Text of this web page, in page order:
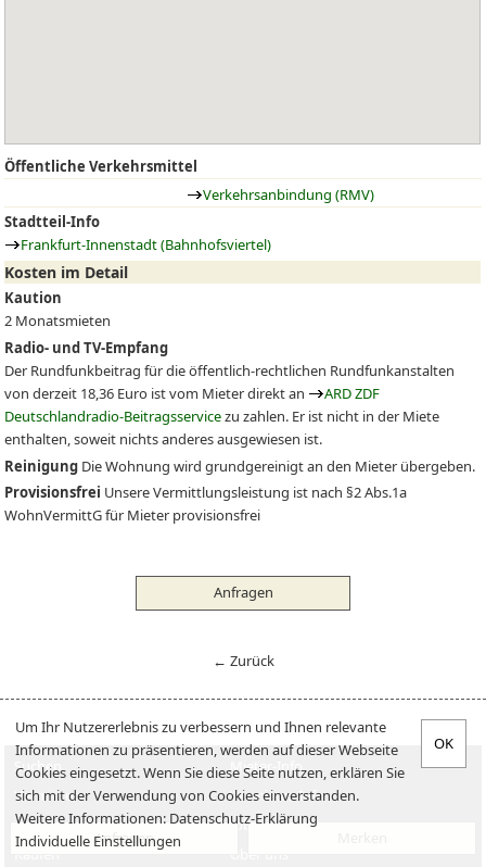
Anfragen
Öffentliche Verkehrsmittel
Verkehrsanbindung (RMV)
Stadtteil-Info
Frankfurt-Innenstadt (Bahnhofsviertel)
Kosten im Detail
Kaution
2 Monatsmieten
Radio- und TV-Empfang
Der Rundfunkbeitrag für die öffentlich-rechtlichen Rundfunkanstalten
von derzeit 18,36 Euro ist vom Mieter direkt an
ARD ZDF
Deutschlandradio-Beitragsservicezu zahlen. Er ist nicht in der Miete
enthalten, soweit nichts anderes ausgewiesen ist.
Reinigung Die Wohnung wird grundgereinigt an den Mieter übergeben.
Provisionsfrei Unsere Vermittlungsleistung ist nach §2 Abs.1a
WohnVermittG für Mieter provisionsfrei
Anfragen
← Zurück
Suchen
Mieter-Info
Vermieten
Vermieter-Info
Verkaufen
Jobs
Um Ihr Nutzererlebnis zu verbessern und Ihnen relevante
Informationen zu präsentieren, werden auf dieser Webseite
Cookies eingesetzt. Wenn Sie diese Seite nutzen, erklären Sie
sich mit der Verwendung von Cookies einverstanden.
Weitere Informationen: Datenschutz-Erklärung
Individuelle Einstellungen